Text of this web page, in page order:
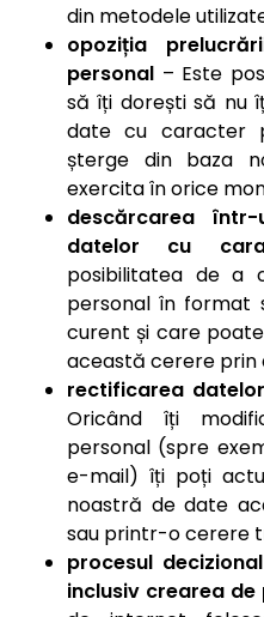
din metodele
opoziția
personal – Este
să îți dorești să nu
date cu caracter
șterge din baza
exercita în orice
descărcarea
datelor cu
posibilitatea de a
personal în format
curent și care
această cerere prin
rectificarea
Oricând îți
personal (spre
e-mail) îți poți
noastră de date
sau printr-o cerere
procesul
inclusiv crearea